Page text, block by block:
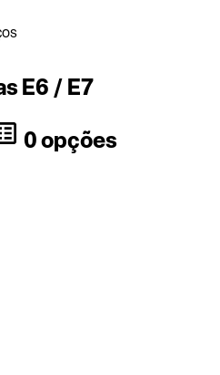
E6 / E7
0 opções